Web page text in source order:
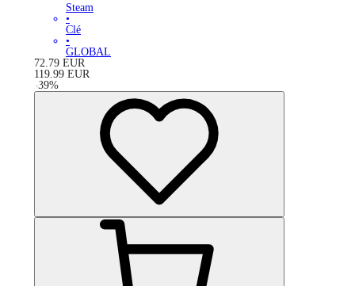
Steam
•
Clé
•
GLOBAL
72.79 EUR
119.99 EUR
-39%